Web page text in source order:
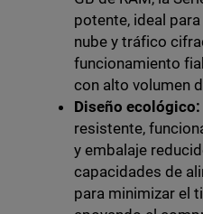
potente, ideal
nube y tráfico
funcionamiento
con alto volumen
Diseño ecológico:
resistente,
y embalaje
capacidades de
para minimizar el